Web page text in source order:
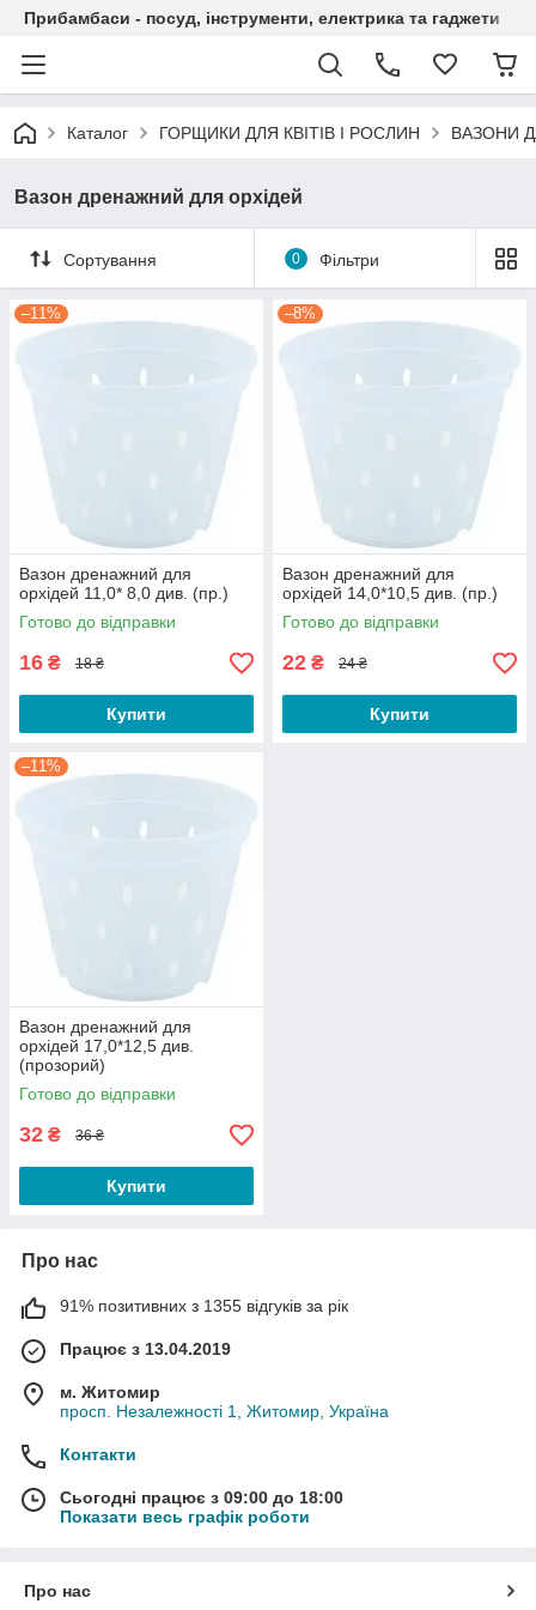
Прибамбаси - посуд, інструменти, електрика та гаджети
Каталог ГОРЩИКИ ДЛЯ КВІТІВ І РОСЛИН ВАЗОНИ
Вазон дренажний для орхідей
Сортування 0 Фільтри
–11%
Вазон дренажний для
орхідей 11,0* 8,0 див. (пр.)
Готово до відправки
16 ₴ 18 ₴
Купити
–8%
Вазон дренажний для
орхідей 14,0*10,5 див. (пр.)
Готово до відправки
22 ₴ 24 ₴
Купити
–11%
Вазон дренажний для
орхідей 17,0*12,5 див.
(прозорий)
Готово до відправки
32 ₴ 36 ₴
Купити
Про нас
91% позитивних з 1355 відгуків за рік
Працює з 13.04.2019
м. Житомир
просп. Незалежності 1, Житомир, Україна
Контакти
Сьогодні працює з 09:00 до 18:00
Показати весь графік роботи
Про нас